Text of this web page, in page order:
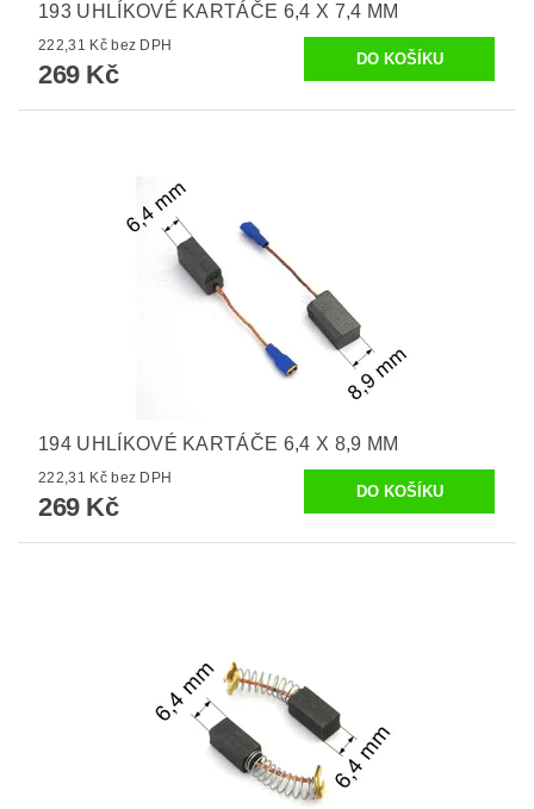
193 UHLÍKOVÉ KARTÁČE 6,4 X 7,4 MM
222,31 Kč bez DPH
269 Kč
194 UHLÍKOVÉ KARTÁČE 6,4 X 8,9 MM
222,31 Kč bez DPH
269 Kč